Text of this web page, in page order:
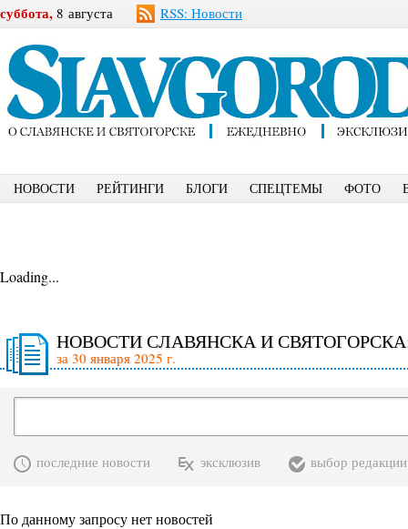
суббота, 8 августа RSS: Новости
НОВОСТИ РЕЙТИНГИ БЛОГИ СПЕЦТЕМЫ ФОТО
Loading...
НОВОСТИ СЛАВЯНСКА И
за 30 января 2025 г.
последние новости эксклюзив выбор редакции
По данному запросу нет новостей